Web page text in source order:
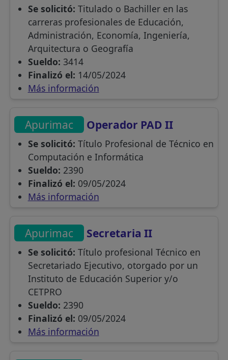
Se solicitó: Titulado o Bachiller en las
carreras profesionales de Educación,
Administración, Economía, Ingeniería,
Arquitectura o Geografía
Sueldo: 3414
Finalizó el: 14/05/2024
Más información
Apurimac Operador PAD II
Se solicitó: Título Profesional de Técnico en
Computación e Informática
Sueldo: 2390
Finalizó el: 09/05/2024
Más información
Apurimac Secretaria II
Se solicitó: Título profesional Técnico en
Secretariado Ejecutivo, otorgado por un
Instituto de Educación Superior y/o
CETPRO
Sueldo: 2390
Finalizó el: 09/05/2024
Más información